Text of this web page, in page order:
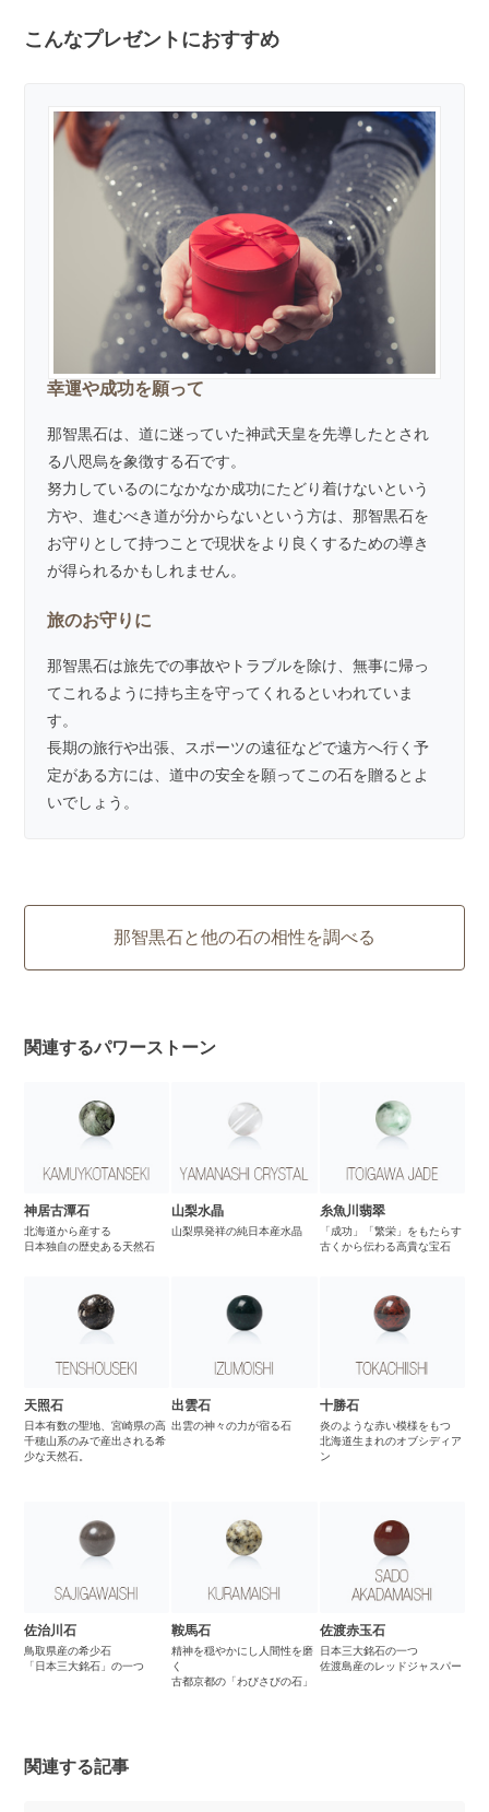
こんなプレゼントにおすすめ
幸運や成功を願って
那智黒石は、道に迷っていた神武天皇を先導したとされ
る八咫烏を象徴する石です。
努力しているのになかなか成功にたどり着けないという
方や、進むべき道が分からないという方は、那智黒石を
お守りとして持つことで現状をより良くするための導き
が得られるかもしれません。
旅のお守りに
那智黒石は旅先での事故やトラブルを除け、無事に帰っ
てこれるように持ち主を守ってくれるといわれていま
す。
長期の旅行や出張、スポーツの遠征などで遠方へ行く予
定がある方には、道中の安全を願ってこの石を贈るとよ
いでしょう。
那智黒石と他の石の相性を調べる
関連するパワーストーン
神居古潭石
北海道から産する
日本独自の歴史ある天然石
山梨水晶
山梨県発祥の純日本産水晶
糸魚川翡翠
「成功」「繁栄」をもたらす
古くから伝わる高貴な宝石
天照石
日本有数の聖地、宮崎県の高
千穂山系のみで産出される希
少な天然石。
出雲石
出雲の神々の力が宿る石
十勝石
炎のような赤い模様をもつ
北海道生まれのオブシディア
ン
佐治川石
鳥取県産の希少石
「日本三大銘石」の一つ
鞍馬石
精神を穏やかにし人間性を磨
く
古都京都の「わびさびの石」
佐渡赤玉石
日本三大銘石の一つ
佐渡島産のレッドジャスパー
関連する記事